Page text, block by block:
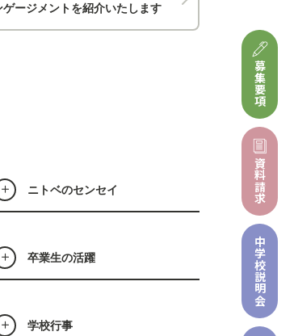
募集要項
資料請求
中学校
説明会
ージメントを紹介いたします
ニトベのセンセイ
卒業生の活躍
学校行事